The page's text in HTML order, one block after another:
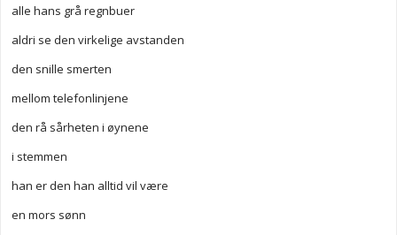
alle hans grå regnbuer
aldri se den virkelige avstanden
den snille smerten
mellom telefonlinjene
den rå sårheten i øynene
i stemmen
han er den han alltid vil være
en mors sønn